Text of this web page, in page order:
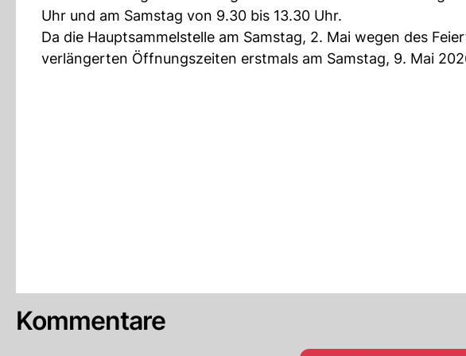
Uhr und am Samstag von 9.30 bis 13.30 Uhr.
Da die Hauptsammelstelle am Samstag, 2. Mai wegen des
verlängerten Öffnungszeiten erstmals am Samstag, 9. Mai
Kommentare